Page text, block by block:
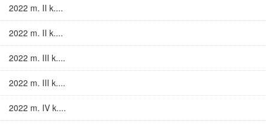
2022 m. II k....
2022 m. II k....
2022 m. III k....
2022 m. III k....
2022 m. IV k....